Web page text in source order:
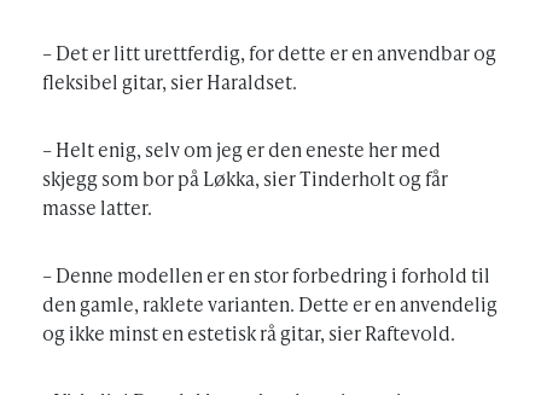
– Det er litt urettferdig, for dette er en anvendbar og
fleksibel gitar, sier Haraldset.
– Helt enig, selv om jeg er den eneste her med
skjegg som bor på Løkka, sier Tinderholt og får
masse latter.
– Denne modellen er en stor forbedring i forhold til
den gamle, raklete varianten. Dette er en anvendelig
og ikke minst en estetisk rå gitar, sier Raftevold.